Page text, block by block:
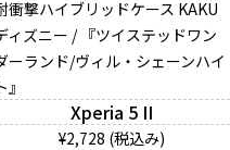
衝撃ハイブリッドケース KAKU
ィズニー / 『ツイステッドワン
ーランド/ヴィル・シェーンハイ
』
Xperia 5 II
¥2,728 (税込み)